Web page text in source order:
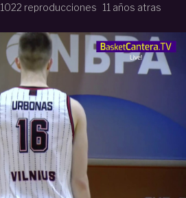
1022 reproducciones 11 años atras